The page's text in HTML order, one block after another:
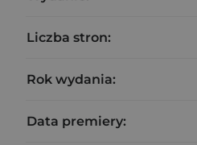
Liczba stron:
Rok wydania:
Data premiery: